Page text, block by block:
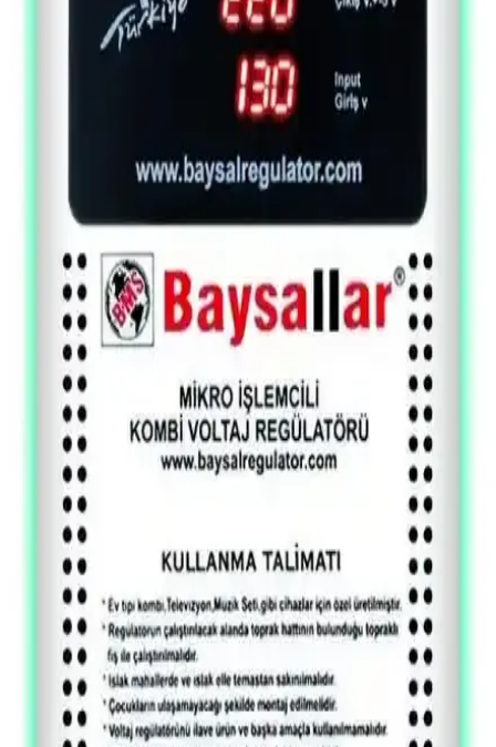
8 bit tam toplayıcı, dijital elektronikte iki ikili sayı ve taşıma bitini
toplayan temel devredir. Transistörlerle tasarımı ve ripple carry
yöntemiyle çalışma prensibi açıklanır.
8 Bit Tam Toplayıcı Nedir ve Dijital Elektronikte
8 bit tam toplayıcı, dijital elektronik ve bilgisayar mühendisliğinde
temel aritmetik işlemleri gerçekleştiren devredir. Transistörlerle
tasarımı ve ripple carry adder yapısı detaylarıyla açıklanır.
Intel 4004 Mikroişlemcisinin 54. Yıl Dönümü ve
Mikroişlemci Teknolojisinin Tarihçesi
Intel 4004, ticari mikroişlemcilerin öncüsü olarak 54 yıl önce
piyasaya çıktı. Mikroişlemci teknolojisi askeri ve ticari alanlarda
paralel gelişerek günümüzde kuantum işlemcilere doğru evriliyor.
4 Bit Tam Toplayıcı Tasarımı ve Dijital Elektronik
Uygulamaları
4 bit tam toplayıcı, iki 4 bitlik sayıyı ve elde değerini toplayarak
toplam ve yeni elde üretir. Mantık kapılarıyla tasarlanır ve sayısal
elektronik eğitiminde temel bir bileşendir.
EPROM Teknolojisi: Elektroniğin Tarihsel Belleği ve
Mikroskop İncelemesi
EPROM'lar, UV ışığıyla silinebilen programlanabilir bellekler olarak
elektronik tarihine ışık tutar. Mikroskop incelemeleri, üretim
teknikleri ve yapısal özelliklerini ortaya koyar.
Rusya'nın Iskander-K Seyir Füzesine Ait Gelişmiş
Devre Kartı ve Elektronik Özellikleri